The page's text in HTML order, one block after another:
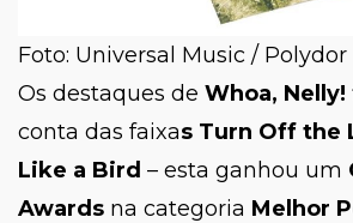
Foto: Universal Music / Polydor
Os destaques de Whoa, Nelly!
conta das faixas Turn Off the
Like a Bird – esta ganhou um
Awards na categoria Melhor